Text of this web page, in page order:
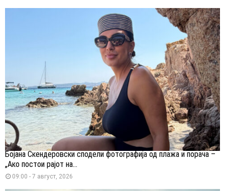
Бојана Скендеровски сподели фотографија од плажа и порача –
„Ако постои рајот на...
09:00 - 7 август, 2026